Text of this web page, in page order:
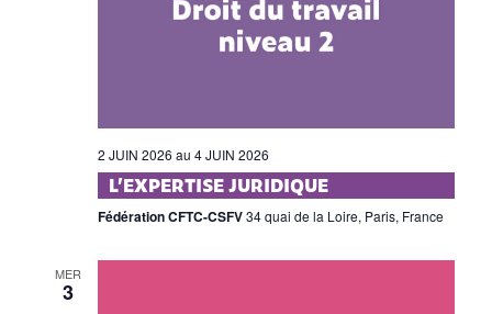
2 JUIN 2026 au 4 JUIN 2026
L’EXPERTISE JURIDIQUE
Fédération CFTC-CSFV34 quai de la Loire, Paris, France
MER
3